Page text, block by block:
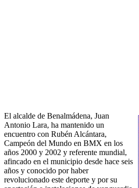
El alcalde de Benalmádena, Juan
Antonio Lara, ha mantenido un
encuentro con Rubén Alcántara,
Campeón del Mundo en BMX en los
años 2000 y 2002 y referente mundial,
afincado en el municipio desde hace seis
años y conocido por haber
revolucionado este deporte y por su